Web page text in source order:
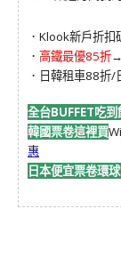
．Klook新戶折扣
． 高鐵最優85折→
．日韓租車88折
全台BUFFET吃到
韓國票卷這裡買
惠
日本便宜票卷環